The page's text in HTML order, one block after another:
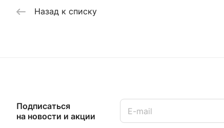
Назад к списку
Подписаться
на новости и акции